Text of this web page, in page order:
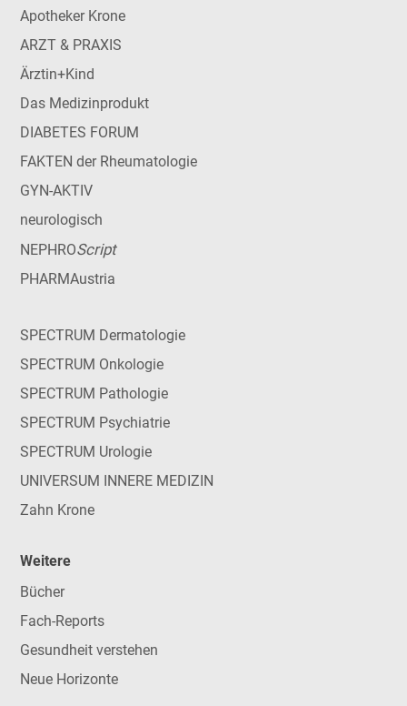
Apotheker Krone
ARZT & PRAXIS
Ärztin+Kind
Das Medizinprodukt
DIABETES FORUM
FAKTEN der Rheumatologie
GYN-AKTIV
neurologisch
NEPHROScript
PHARMAustria
SPECTRUM Dermatologie
SPECTRUM Onkologie
SPECTRUM Pathologie
SPECTRUM Psychiatrie
SPECTRUM Urologie
UNIVERSUM INNERE MEDIZIN
Zahn Krone
Weitere
Bücher
Fach-Reports
Gesundheit verstehen
Neue Horizonte